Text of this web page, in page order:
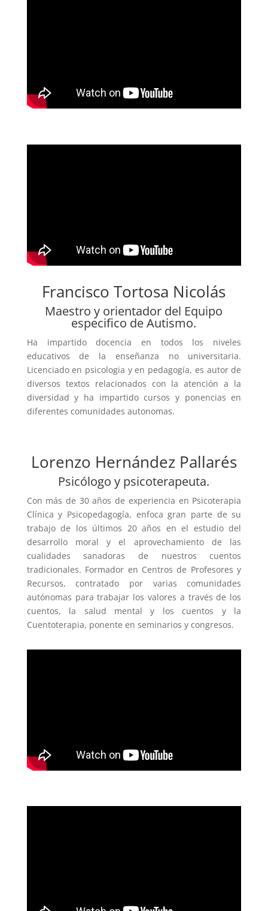
Francisco Tortosa Nicolás
Maestro y orientador del Equipo
especifico de Autismo.
Ha impartido docencia en todos los niveles
educativos de la enseñanza no universitaria.
Licenciado en psicologia y en pedagogía, es autor de
diversos textos relacionados con la atención a la
diversidad y ha impartido cursos y ponencias en
diferentes comunidades autonomas.
Lorenzo Hernández Pallarés
Psicólogo y psicoterapeuta.
Con más de 30 años de experiencia en Psicoterapia
Clínica y Psicopedagogía, enfoca gran parte de su
trabajo de los últimos 20 años en el estudio del
desarrollo moral y el aprovechamiento de las
cualidades sanadoras de nuestros cuentos
tradicionales. Formador en Centros de Profesores y
Recursos, contratado por varias comunidades
autónomas para trabajar los valores a través de los
cuentos, la salud mental y los cuentos y la
Cuentoterapia, ponente en seminarios y congresos.